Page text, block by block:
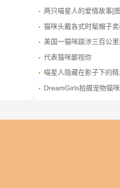
两只喵星人的爱情故事[
猫咪头戴各式时髦帽子
美国一猫咪跋涉三百公里返
代表猫咪鄙视你
喵星人隐藏在影子下的精
DreamGirls拍摄宠物猫咪杂志写